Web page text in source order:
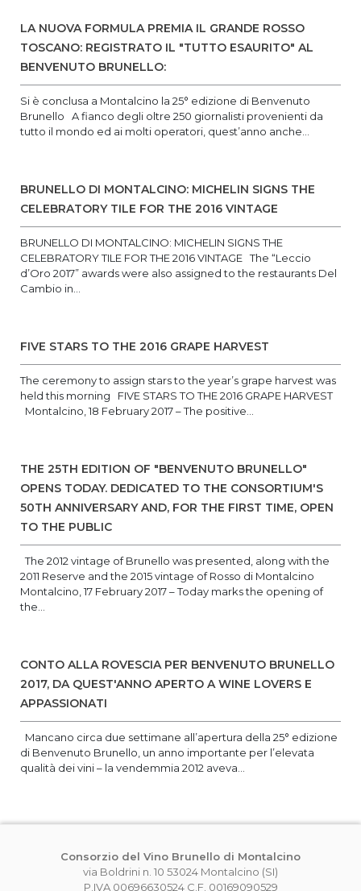
LA NUOVA FORMULA PREMIA IL GRANDE ROSSO
TOSCANO: REGISTRATO IL "TUTTO ESAURITO" AL
BENVENUTO BRUNELLO:
Si è conclusa a Montalcino la 25° edizione di Benvenuto
Brunello A fianco degli oltre 250 giornalisti provenienti da
tutto il mondo ed ai molti operatori, quest’anno anche...
BRUNELLO DI MONTALCINO: MICHELIN SIGNS THE
CELEBRATORY TILE FOR THE 2016 VINTAGE
BRUNELLO DI MONTALCINO: MICHELIN SIGNS THE
CELEBRATORY TILE FOR THE 2016 VINTAGE The “Leccio
d’Oro 2017” awards were also assigned to the restaurants Del
Cambio in...
FIVE STARS TO THE 2016 GRAPE HARVEST
The ceremony to assign stars to the year’s grape harvest was
held this morning FIVE STARS TO THE 2016 GRAPE HARVEST
Montalcino, 18 February 2017 – The positive...
THE 25TH EDITION OF "BENVENUTO BRUNELLO"
OPENS TODAY. DEDICATED TO THE CONSORTIUM'S
50TH ANNIVERSARY AND, FOR THE FIRST TIME, OPEN
TO THE PUBLIC
The 2012 vintage of Brunello was presented, along with the
2011 Reserve and the 2015 vintage of Rosso di Montalcino
Montalcino, 17 February 2017 – Today marks the opening of
the...
CONTO ALLA ROVESCIA PER BENVENUTO BRUNELLO
2017, DA QUEST'ANNO APERTO A WINE LOVERS E
APPASSIONATI
Mancano circa due settimane all’apertura della 25° edizione
di Benvenuto Brunello, un anno importante per l’elevata
qualità dei vini – la vendemmia 2012 aveva...
Consorzio del Vino Brunello di Montalcino
via Boldrini n. 10 53024 Montalcino (SI)
P.IVA 00696630524 C.F. 00169090529